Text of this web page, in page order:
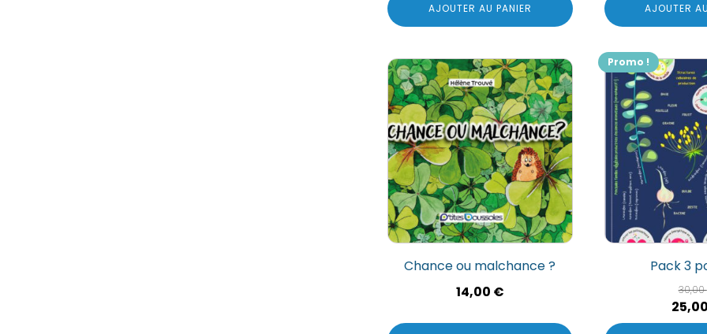
AJOUTER AU PANIER AJOUTER
Chance ou malchance ?
14,00 €
Promo !
Pack 3
30,00
Le
prix
25,00